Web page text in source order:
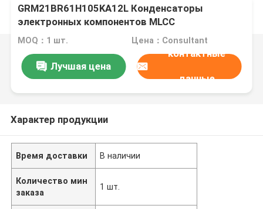
GRM21BR61H105KA12L Конденсаторы
электронных компонентов MLCC
многослойные керамические конденсаторы
MOQ：1 шт. Цена：Consultant
Лучшая цена
контактные
данные
Характер продукции
Время доставки В наличии
Количество мин
заказа
1 шт.